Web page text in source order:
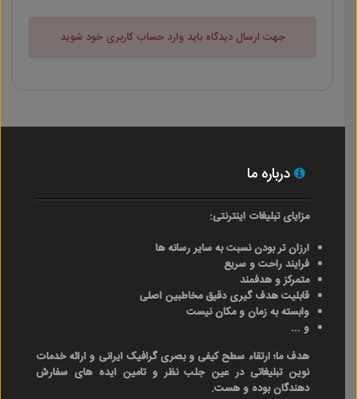
جهت ارسال دیدگاه باید وارد حساب کاربری خود شوید
درباره ما
مزایای تبلیغات اینترنتی:
ارزان تر بودن نسبت به سایر رسانه ها
فرایند راحت و سریع
متمرکز و هدفمند
قابلیت هدف گیری دقیق مخاطبین اصلی
وابسته به زمان و مکان نیست
و ...
هدف ما؛ ارتقاء سطح کیفی و بصری گرافیک ایرانی و ارائه خدمات
نوین تبلیغاتی در عین جلب نظر و تامین ایده های سفارش
دهندگان بوده و هست.